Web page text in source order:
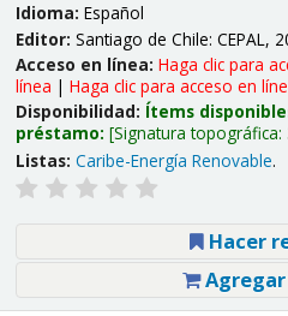
Idioma: Español
Editor: Santiago de Chile: CEPAL,
Acceso en línea: Haga clic para
línea | Haga clic para acceso en
Disponibilidad: Ítems
préstamo: Signatura topográfica:
Listas: Caribe-Energía Renovable.
Hacer